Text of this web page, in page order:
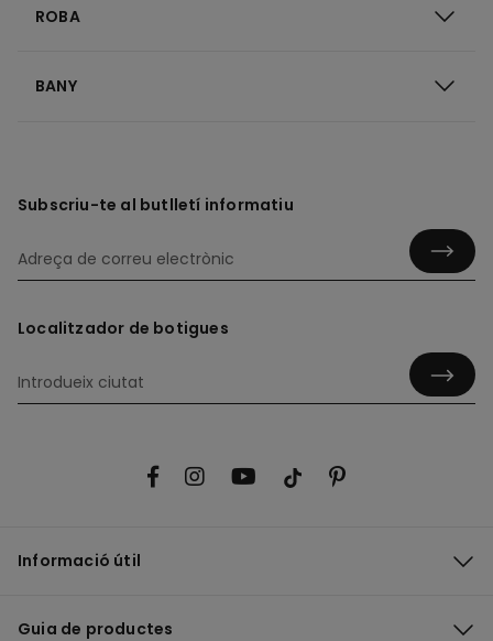
ROBA
BANY
Subscriu-te al butlletí informatiu
Localitzador de botigues
Informació útil
Guia de productes